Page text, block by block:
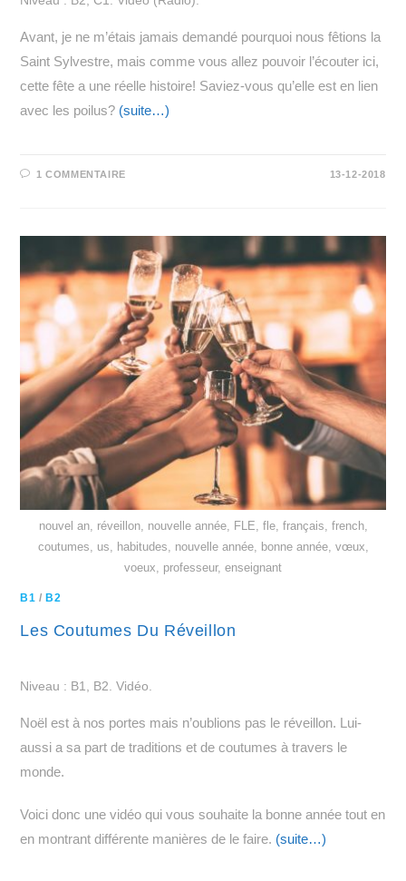
Avant, je ne m’étais jamais demandé pourquoi nous fêtions la
Saint Sylvestre, mais comme vous allez pouvoir l’écouter ici,
cette fête a une réelle histoire! Saviez-vous qu’elle est en lien
avec les poilus? (suite…)
1 COMMENTAIRE 13-12-2018
nouvel an, réveillon, nouvelle année, FLE, fle, français, french,
coutumes, us, habitudes, nouvelle année, bonne année, vœux,
voeux, professeur, enseignant
B1 / B2
Les Coutumes Du Réveillon
Niveau : B1, B2. Vidéo.
Noël est à nos portes mais n’oublions pas le réveillon. Lui-
aussi a sa part de traditions et de coutumes à travers le
monde.
Voici donc une vidéo qui vous souhaite la bonne année tout en
en montrant différente manières de le faire. (suite…)